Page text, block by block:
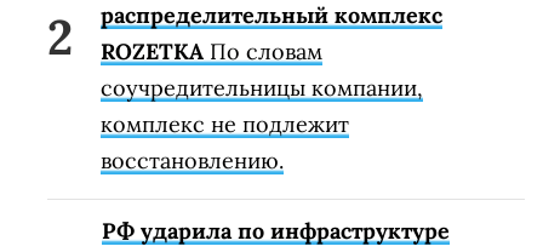
распределительный комплекс
ROZETKA По словам
соучредительницы компании,
комплекс не подлежит
восстановлению.
РФ ударила по инфраструктуре